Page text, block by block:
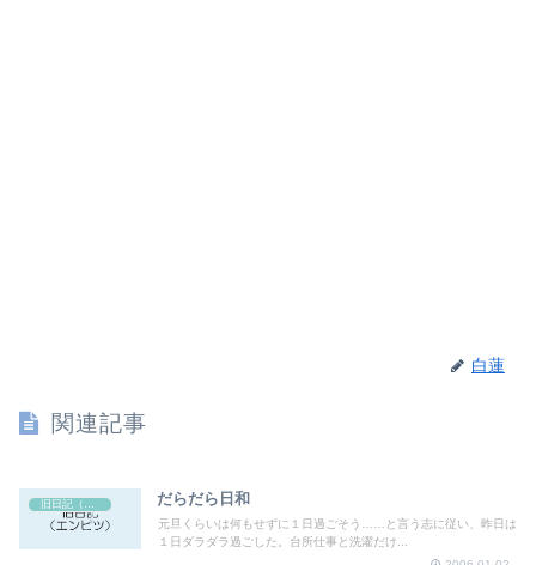
白蓮
関連記事
旧日記（エンピツ） だらだら日和
元旦くらいは何もせずに１日過ごそう……と言う志に従い、昨日は
１日ダラダラ過ごした。台所仕事と洗濯だけ...